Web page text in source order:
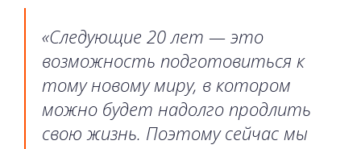
«Следующие 20 лет — это
возможность подготовиться к
тому новому миру, в котором
можно будет надолго продлить
свою жизнь. Поэтому сейчас мы